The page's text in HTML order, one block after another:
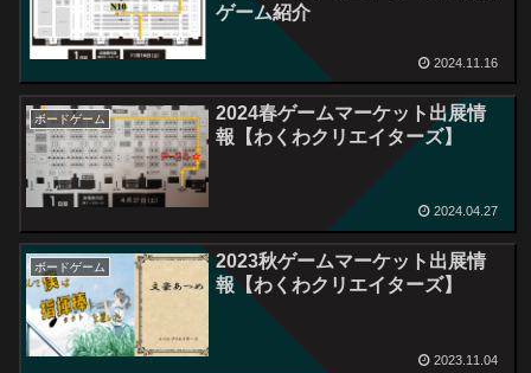
ゲーム紹介
2024.11.16
ボードゲーム
2024春ゲームマーケット出展情
報【わくわクリエイターズ】
2024.04.27
ボードゲーム
2023秋ゲームマーケット出展情
報【わくわクリエイターズ】
2023.11.04